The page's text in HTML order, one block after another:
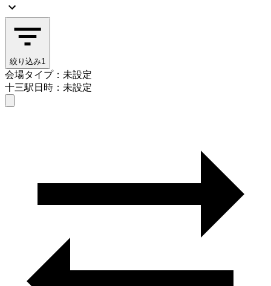
絞り込み1
会場タイプ：未設定
十三駅日時：未設定